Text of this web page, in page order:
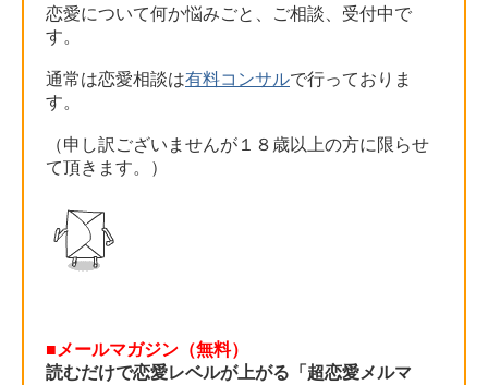
恋愛について何か悩みごと、ご相談、受付中で
す。
通常は恋愛相談は有料コンサルで行っておりま
す。
（申し訳ございませんが１８歳以上の方に限らせ
て頂きます。）
■メールマガジン（無料）
読むだけで恋愛レベルが上がる「超恋愛メルマ